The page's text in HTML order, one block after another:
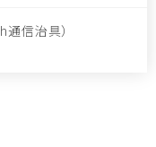
信治具）